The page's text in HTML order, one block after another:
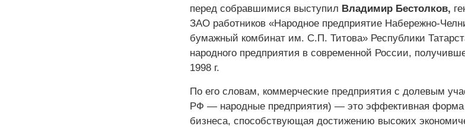
перед собравшимися выступил Владимир Бестолков,
ЗАО работников «Народное предприятие Набережно-
бумажный комбинат им. С.П. Титова» Республики
народного предприятия в современной России,
1998 г.
По его словам, коммерческие предприятия с долевым
РФ — народные предприятия) — это эффективная форма
бизнеса, способствующая достижению высоких